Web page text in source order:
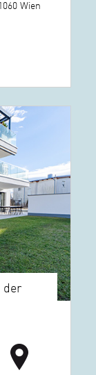
1060 Wien
der